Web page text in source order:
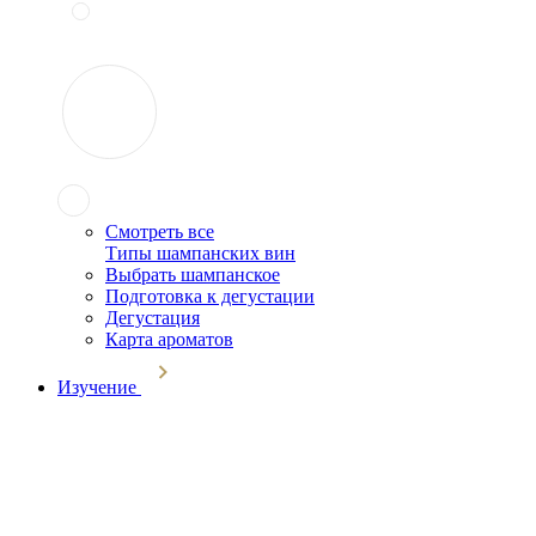
Смотреть все
Типы шампанских вин
Выбрать шампанское
Подготовка к дегустации
Дегустация
Карта ароматов
Изучение